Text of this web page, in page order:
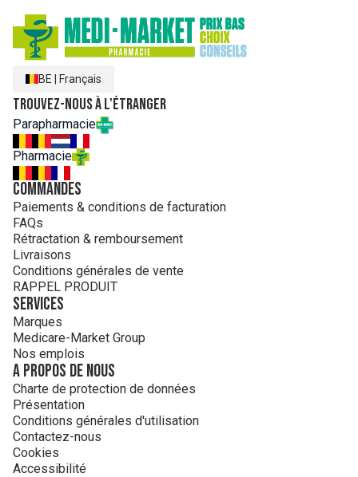
BE Français
Trouvez-nous à l'étranger
Parapharmacie
Pharmacie
Commandes
Paiements & conditions de facturation
FAQs
Rétractation & remboursement
Livraisons
Conditions générales de vente
RAPPEL PRODUIT
Services
Marques
Medicare-Market Group
Nos emplois
A propos de nous
Charte de protection de données
Présentation
Conditions générales d'utilisation
Contactez-nous
Cookies
Accessibilité